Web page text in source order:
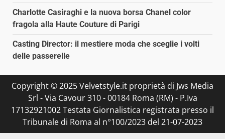
Charlotte Casiraghi e la nuova borsa Chanel color
fragola alla Haute Couture di Parigi
Casting Director: il mestiere moda che sceglie i volti
delle passerelle
Copyright © 2025 Velvetstyle.it proprietà di Jws Media
Srl - Via Cavour 310 - 00184 Roma (RM) - P.Iva
17132921002 Testata Giornalistica registrata presso il
Tribunale di Roma al n°100/2023 del 21-07-2023